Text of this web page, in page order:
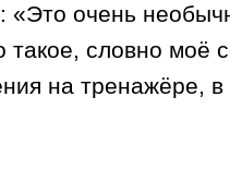
очень
словно моё
на тренажёре, в